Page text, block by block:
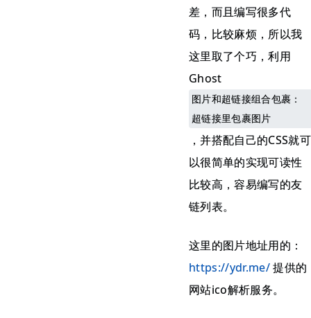
差，而且编写很多代
码，比较麻烦，所以我
这里取了个巧，利用
Ghost
图片和超链接组合包裹：
超链接里包裹图片
，并搭配自己的CSS就可
以很简单的实现可读性
比较高，容易编写的友
链列表。
这里的图片地址用的：
https://ydr.me/提供的
网站ico解析服务。